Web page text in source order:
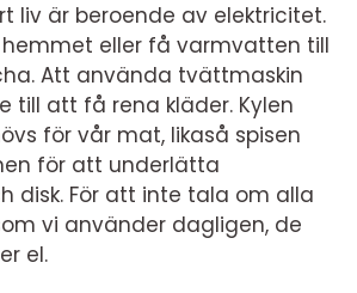
liv är beroende av elektricitet.
eller få varmvatten till
Att använda tvättmaskin
till att få rena kläder. Kylen
för vår mat, likaså spisen
för att underlätta
disk. För att inte tala om alla
vi använder dagligen, de
el.